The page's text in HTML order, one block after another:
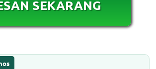
SEKARANG